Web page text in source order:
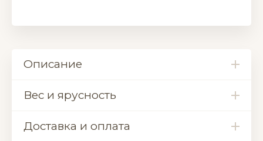
Описание
Вес и ярусность
Доставка и оплата